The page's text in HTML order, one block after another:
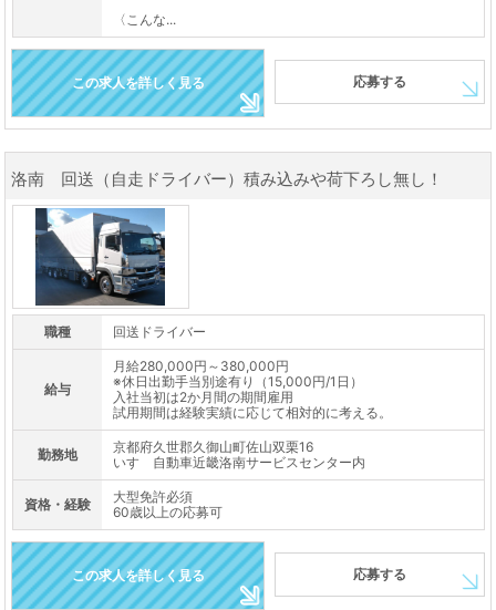
〈こんな...
この求人を詳しく見る 応募する
洛南 回送（自走ドライバー）積み込みや荷下ろし無し！
職種 回送ドライバー
給与
月給280,000円～380,000円
※休日出勤手当別途有り（15,000円/1日）
入社当初は2か月間の期間雇用
試用期間は経験実績に応じて相対的に考える。
勤務地
京都府久世郡久御山町佐山双栗16
いすゞ自動車近畿洛南サービスセンター内
資格・経験
大型免許必須
60歳以上の応募可
この求人を詳しく見る 応募する